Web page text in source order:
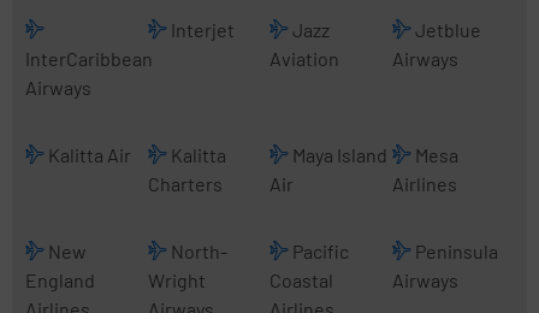
InterCaribbean
Airways
Interjet
Jazz
Aviation
Jetblue
Airways
Kalitta Air
Kalitta
Charters
Maya Island
Air
Mesa
Airlines
New
England
North-
Wright
Pacific
Coastal
Peninsula
Airways